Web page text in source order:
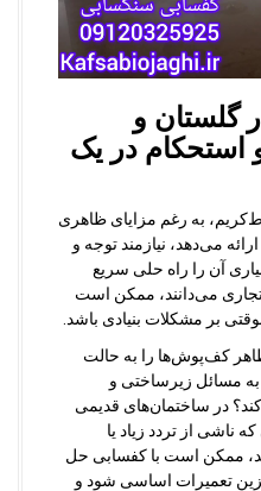
گلستان و
استحکام در یک
به رغم مزایای ظاهری
می‌دهد، نیازمند توجه و
آن را راه حلی سریع
می‌دانند، ممکن است
بر مشکلات بنیادی باشد.
کف‌پوش‌ها را به حالت
به مسائل زیرساختی و
در ساختمان‌های قدیمی
ناشی از تردد زیاد یا
ممکن است با کفسابی حل
تعمیرات اساسی شود و